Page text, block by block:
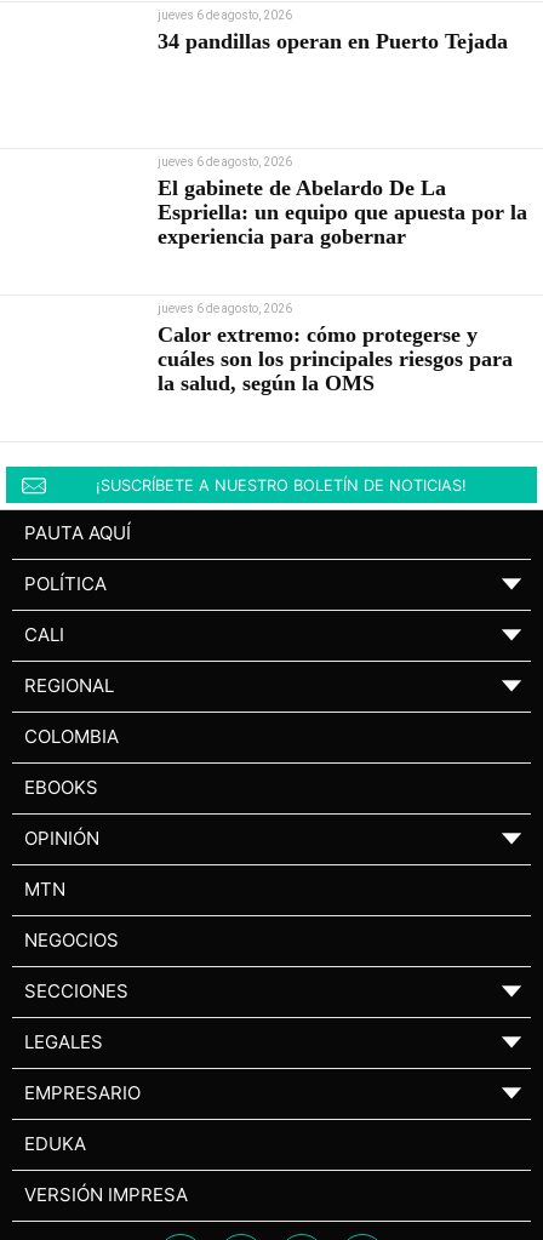
jueves 6 de agosto, 2026
34 pandillas operan en Puerto Tejada
jueves 6 de agosto, 2026
El gabinete de Abelardo De La
Espriella: un equipo que apuesta por la
experiencia para gobernar
jueves 6 de agosto, 2026
Calor extremo: cómo protegerse y
cuáles son los principales riesgos para
la salud, según la OMS
¡SUSCRÍBETE A NUESTRO BOLETÍN DE NOTICIAS!
PAUTA AQUÍ
POLÍTICA ▼
CALI ▼
REGIONAL ▼
COLOMBIA
EBOOKS
OPINIÓN ▼
MTN
NEGOCIOS
SECCIONES ▼
LEGALES ▼
EMPRESARIO ▼
EDUKA
VERSIÓN IMPRESA